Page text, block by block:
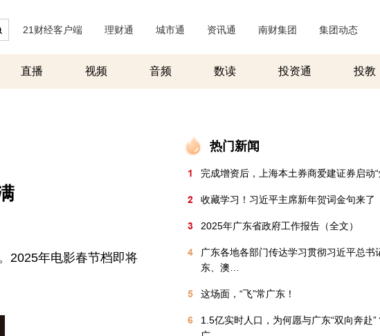
21财经客户端 理财通 城市通 资讯通 南财集团 集团动态
直播 视频 音频 数读 投资通 投教
2025年电影春节档即将
热门新闻
1 完成增资后，上海本土券商爱建证券启动“
2 收藏学习！习近平主席新年贺词金句来了
3 2025年广东省政府工作报告（全文）
4
广东各地各部门传达学习贯彻习近平总书
东、澳…
5 这场面，“飞”常广东！
6
1.5亿实时人口，为何愿与广东“双向奔赴